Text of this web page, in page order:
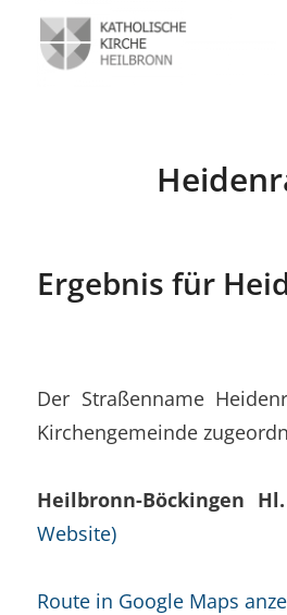
Ergebnis für
Der Straßenname
Kirchengemeinde
Heilbronn-Böckingen
Website)
Route in Google Maps